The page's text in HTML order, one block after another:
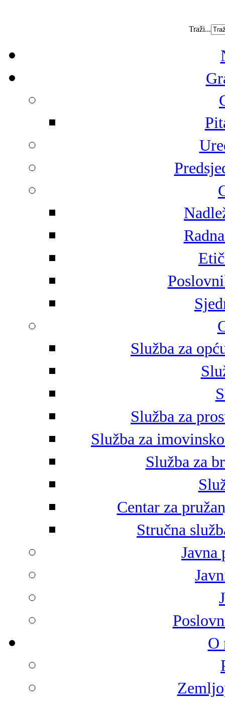
Traži...
Služba za
Služba za
Služba za
Služba za
Centar za
Stručna
Javna
O